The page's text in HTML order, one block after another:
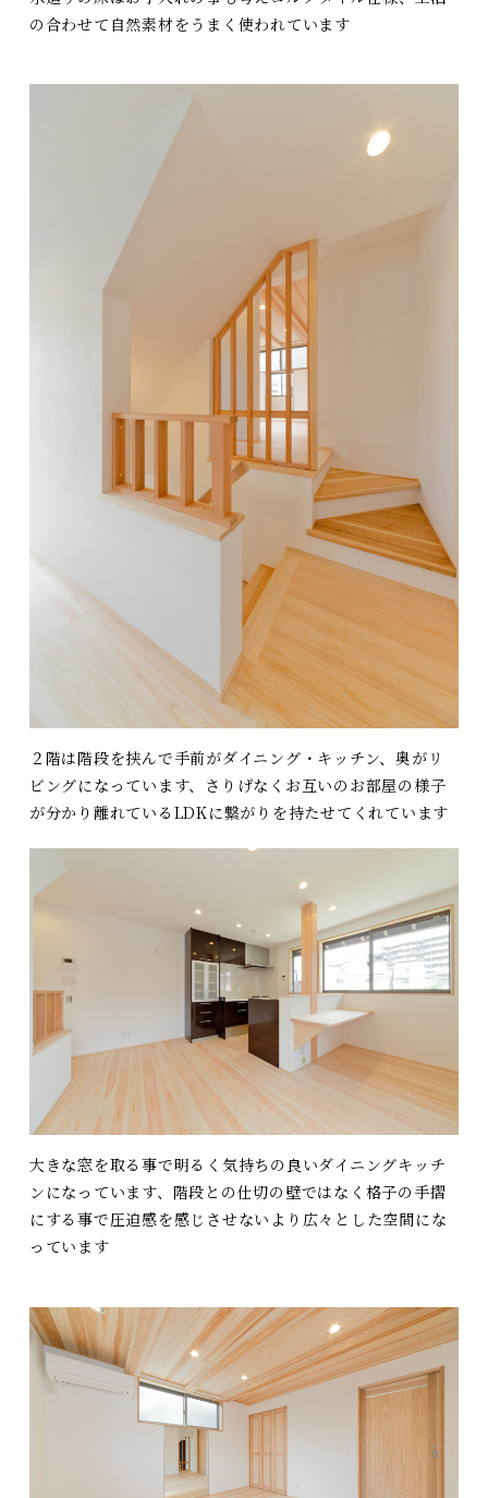
の合わせて自然素材をうまく使われています
２階は階段を挟んで手前がダイニング・キッチン、奥がリ
ビングになっています、さりげなくお互いのお部屋の様子
が分かり離れているLDKに繋がりを持たせてくれています
大きな窓を取る事で明るく気持ちの良いダイニングキッチ
ンになっています、階段との仕切の壁ではなく格子の手摺
にする事で圧迫感を感じさせないより広々とした空間にな
っています